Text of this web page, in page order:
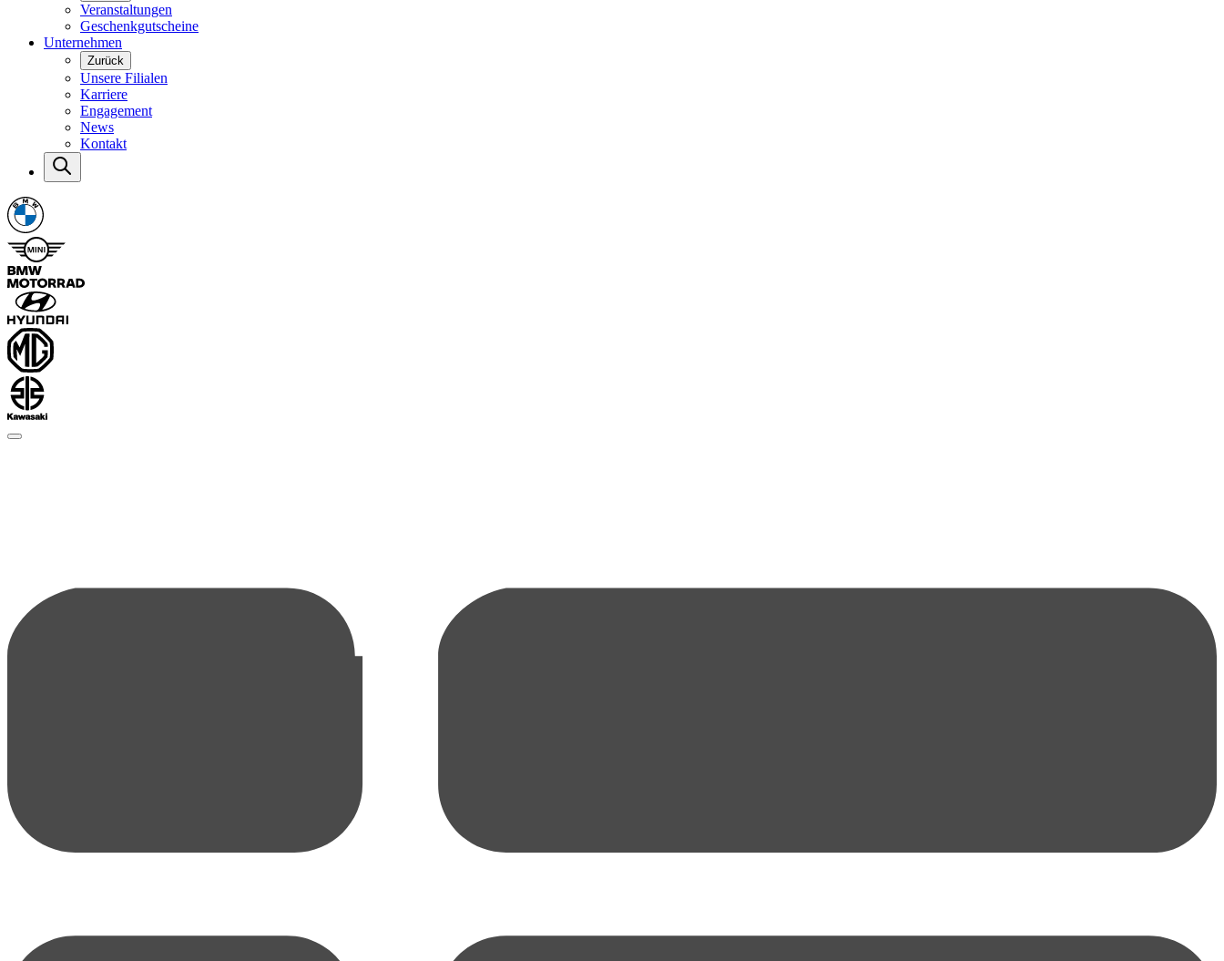
Veranstaltungen
Geschenkgutscheine
Unternehmen
Zurück
Unsere Filialen
Karriere
Engagement
News
Kontakt